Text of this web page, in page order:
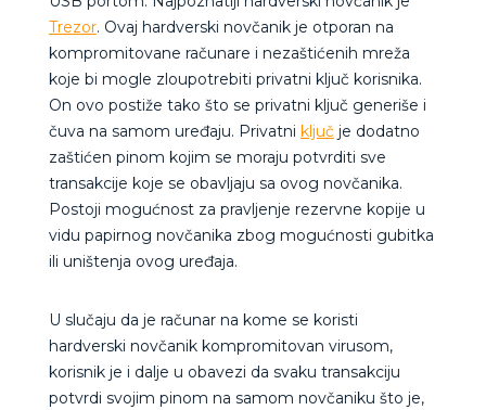
Trezor. Ovaj hardverski novčanik je otporan na
kompromitovane računare i nezaštićenih mreža
koje bi mogle zloupotrebiti privatni ključ korisnika.
On ovo postiže tako što se privatni ključ generiše i
čuva na samom uređaju. Privatni ključje dodatno
zaštićen pinom kojim se moraju potvrditi sve
transakcije koje se obavljaju sa ovog novčanika.
Postoji mogućnost za pravljenje rezervne kopije u
vidu papirnog novčanika zbog mogućnosti gubitka
ili uništenja ovog uređaja.
U slučaju da je računar na kome se koristi
hardverski novčanik kompromitovan virusom,
korisnik je i dalje u obavezi da svaku transakciju
potvrdi svojim pinom na samom novčaniku što je,